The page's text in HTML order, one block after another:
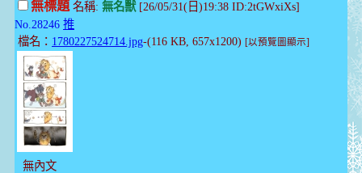
無標題名稱: 無名獸[26/05/31(日)19:38 ID:2tGWxiXs]
No.28246 推
檔名： 1780227524714.jpg-(116 KB, 657x1200) [以預覽圖顯示]
無內文